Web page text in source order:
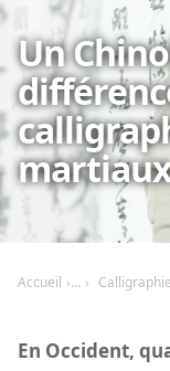
Un
Accueil
En Occident,